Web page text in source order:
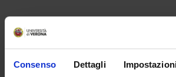
Consenso Dettagli
COLLABORATORI ESTERNI
Università Cattolica di Milano